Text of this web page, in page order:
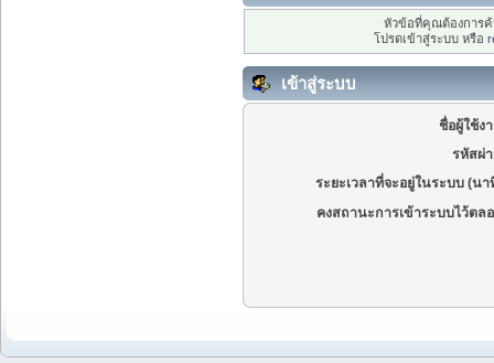
หัวข้อที่คุณต้องการ
โปรดเข้าสู่ระบบ หรือ
เข้าสู่ระบบ
ชื่อผู้ใช้ง
รหัสผ่
ระยะเวลาที่จะอยู่ในระบบ (นา
คงสถานะการเข้าระบบไว้ตล